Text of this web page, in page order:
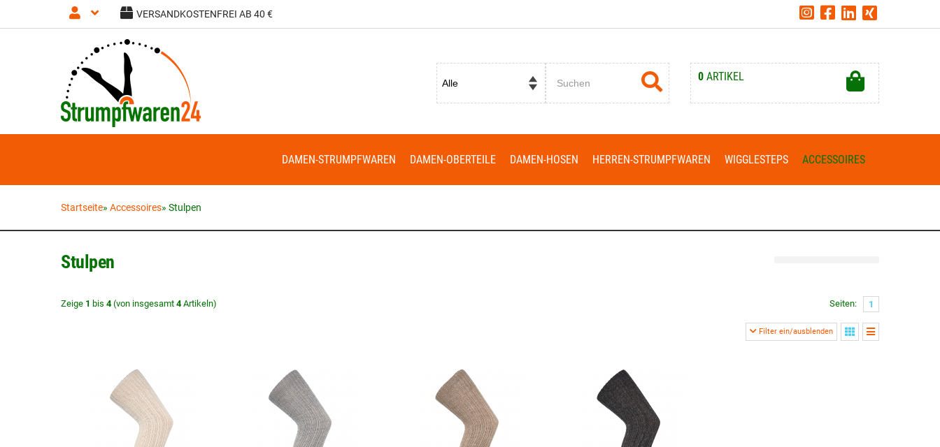
VERSANDKOSTENFREI AB 40 €
Anmelden Registrieren Passwort vergessen?
0 ARTIKEL
Ihr Warenkorb ist leer.
DAMEN-STRUMPFWAREN DAMEN-OBERTEILE DAMEN-HOSEN HERREN-STRUMPFWAREN WIGGLESTEPS ACCESSOIRES
Startseite» Accessoires» Stulpen
Stulpen
Zeige 1 bis 4(von insgesamt 4Artikeln) Seiten: 1
Filter ein/ausblenden